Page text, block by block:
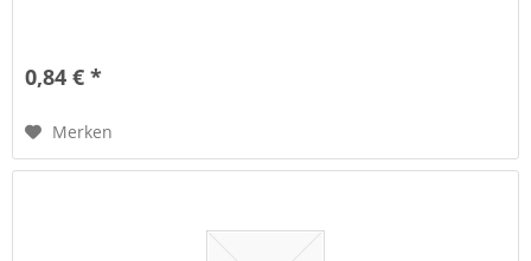
0,84 € *
Merken